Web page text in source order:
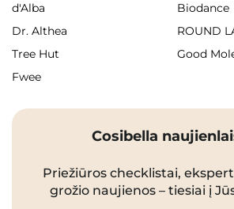
d'Alba
Biodance
Dr. Althea
ROUND
Tree Hut
Good
Fwee
Cosibella
Priežiūros checklistai,
grožio naujienos – tiesiai į